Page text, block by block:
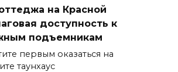
на Красной
доступность к
подъемникам
первым оказаться на
таунхаус